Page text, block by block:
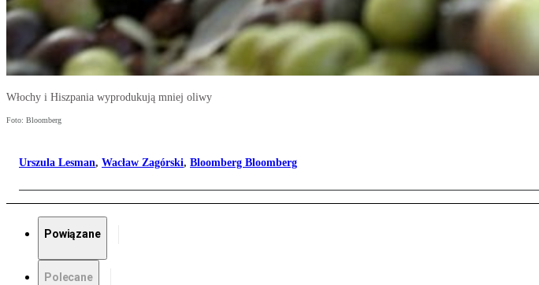
Włochy i Hiszpania wyprodukują mniej oliwy
Foto: Bloomberg
Urszula Lesman, Wacław Zagórski, Bloomberg Bloomberg
Powiązane
Polecane